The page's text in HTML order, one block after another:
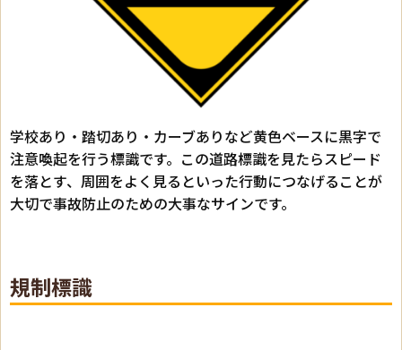
学校あり・踏切あり・カーブありなど黄色ベースに黒字で
注意喚起を行う標識です。この道路標識を見たらスピード
を落とす、周囲をよく見るといった行動につなげることが
大切で事故防止のための大事なサインです。
規制標識